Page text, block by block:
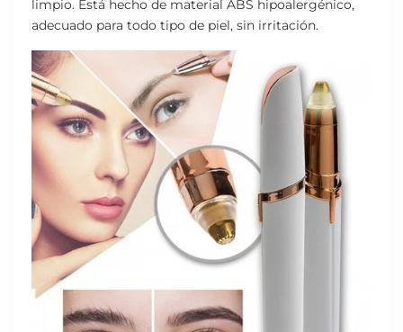
limpio. Está hecho de material ABS hipoalergénico,
adecuado para todo tipo de piel, sin irritación.